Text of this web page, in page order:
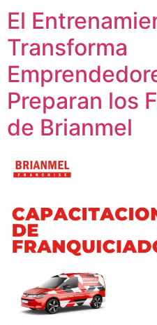
El
Transforma
Preparan los
de Brianmel